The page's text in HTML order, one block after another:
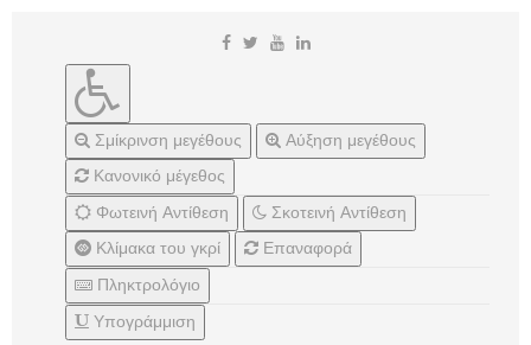
Σμίκρινση μεγέθους
Αύξηση μεγέθους
Κανονικό μέγεθος
Φωτεινή Αντίθεση
Σκοτεινή Αντίθεση
Κλίμακα του γκρί
Επαναφορά
Πληκτρολόγιο
Υπογράμμιση